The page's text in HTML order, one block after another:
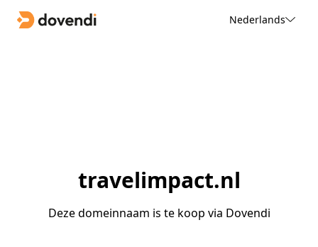
Nederlands
travelimpact.nl
Deze domeinnaam is te koop via Dovendi